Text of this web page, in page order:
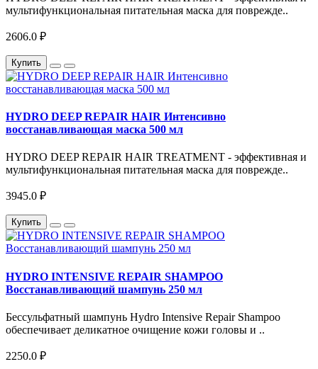
мультифункциональная питательная маска для поврежде..
2606.0 ₽
Купить
HYDRO DEEP REPAIR HAIR Интенсивно
восстанавливающая маска 500 мл
HYDRO DEEP REPAIR HAIR TREATMENT - эффективная и
мультифункциональная питательная маска для поврежде..
3945.0 ₽
Купить
HYDRO INTENSIVE REPAIR SHAMPOO
Восстанавливающий шампунь 250 мл
Бессульфатный шампунь Hydro Intensive Repair Shampoo
обеспечивает деликатное очищение кожи головы и ..
2250.0 ₽